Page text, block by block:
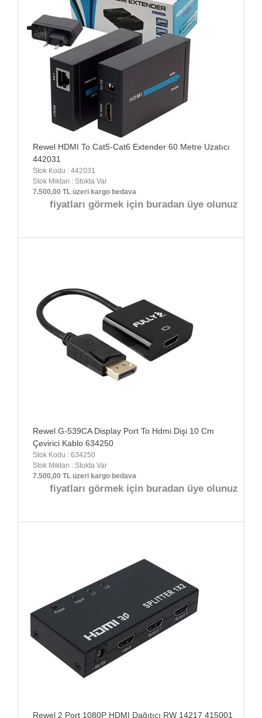
Rewel HDMI To Cat5-Cat6 Extender 60 Metre Uzatıcı
442031
Stok Kodu : 442031
Stok Miktarı : Stokta Var
7.500,00 TL üzeri kargo bedava
fiyatları görmek için buradan üye olunuz
Rewel G-539CA Display Port To Hdmi Dişi 10 Cm
Çevirici Kablo 634250
Stok Kodu : 634250
Stok Miktarı : Stokta Var
7.500,00 TL üzeri kargo bedava
fiyatları görmek için buradan üye olunuz
Rewel 2 Port 1080P HDMI Dağıtıcı RW 14217 415001